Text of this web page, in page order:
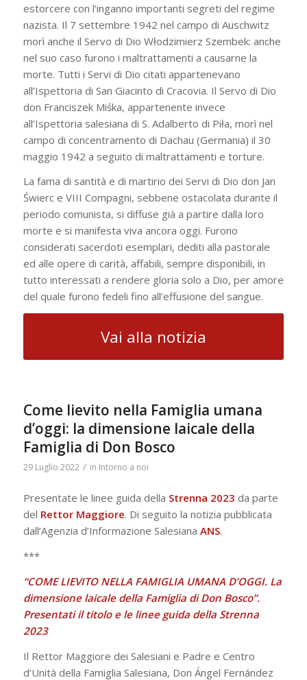
estorcere con l’inganno importanti segreti del regime
nazista. Il 7 settembre 1942 nel campo di Auschwitz
morì anche il Servo di Dio Włodzimierz Szembek: anche
nel suo caso furono i maltrattamenti a causarne la
morte. Tutti i Servi di Dio citati appartenevano
all’Ispettoria di San Giacinto di Cracovia. Il Servo di Dio
don Franciszek Miśka, appartenente invece
all’Ispettoria salesiana di S. Adalberto di Piła, morì nel
campo di concentramento di Dachau (Germania) il 30
maggio 1942 a seguito di maltrattamenti e torture.
La fama di santità e di martirio dei Servi di Dio don Jan
Świerc e VIII Compagni, sebbene ostacolata durante il
periodo comunista, si diffuse già a partire dalla loro
morte e si manifesta viva ancora oggi. Furono
considerati sacerdoti esemplari, dediti alla pastorale
ed alle opere di carità, affabili, sempre disponibili, in
tutto interessati a rendere gloria solo a Dio, per amore
del quale furono fedeli fino all’effusione del sangue.
Vai alla notizia
Come lievito nella Famiglia umana
d’oggi: la dimensione laicale della
Famiglia di Don Bosco
29 Luglio 2022 / in Intorno a noi
Presentate le linee guida della Strenna 2023 da parte
del Rettor Maggiore. Di seguito la notizia pubblicata
dall’Agenzia d’Informazione Salesiana ANS.
***
“COME LIEVITO NELLA FAMIGLIA UMANA D’OGGI. La
dimensione laicale della Famiglia di Don Bosco”.
Presentati il titolo e le linee guida della Strenna
2023
Il Rettor Maggiore dei Salesiani e Padre e Centro
d’Unità della Famiglia Salesiana, Don Ángel Fernández